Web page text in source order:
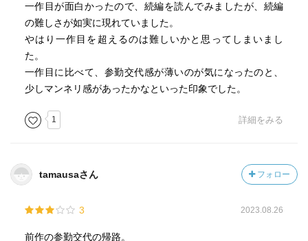
一作目が面白かったので、続編を読んでみましたが、続編
の難しさが如実に現れていました。
やはり一作目を超えるのは難しいかと思ってしまいまし
た。
一作目に比べて、参勤交代感が薄いのが気になったのと、
少しマンネリ感があったかなといった印象でした。
1 詳細をみる
tamausaさん フォロー
3 2023.08.26
前作の参勤交代の帰路。